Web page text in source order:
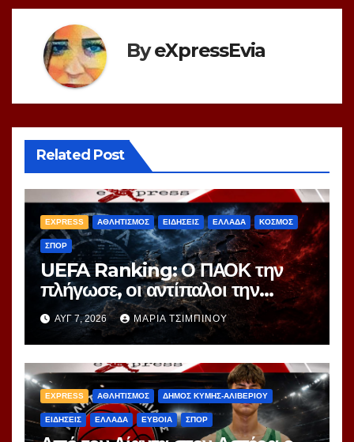
ByeXpressEvia
Related Post
EXPRESS ΑΘΛΗΤΙΣΜΟΣ ΕΙΔΗΣΕΙΣ ΕΛΛΑΔΑ ΚΟΣΜΟΣ
ΣΠΟΡ
UEFA Ranking: Ο ΠΑΟΚ την
πλήγωσε, οι αντίπαλοι την
τιμώρησαν – Ξεφεύγει η 10η
θέση για την Ελλάδα
ΑΥΓ 7, 2026 ΜΑΡΊΑ ΤΣΙΜΠΙΝΟΎ
EXPRESS ΑΘΛΗΤΙΣΜΟΣ ΔΗΜΟΣ ΚΥΜΗΣ-ΑΛΙΒΕΡΙΟΥ
ΕΙΔΗΣΕΙΣ ΕΛΛΑΔΑ ΕΥΒΟΙΑ ΣΠΟΡ